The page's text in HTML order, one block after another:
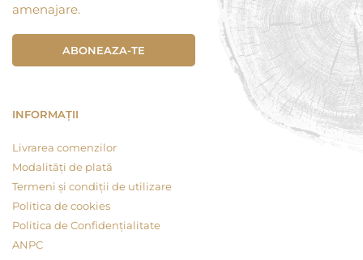
amenajare.
ABONEAZA-TE
INFORMAȚII
Livrarea comenzilor
Modalități de plată
Termeni și condiții de utilizare
Politica de cookies
Politica de Confidențialitate
ANPC